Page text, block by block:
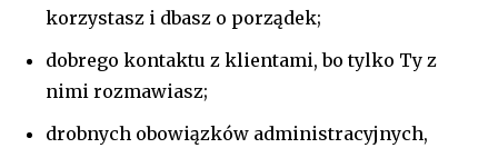
korzystasz i dbasz o porządek;
dobrego kontaktu z klientami, bo tylko Ty z
nimi rozmawiasz;
drobnych obowiązków administracyjnych,